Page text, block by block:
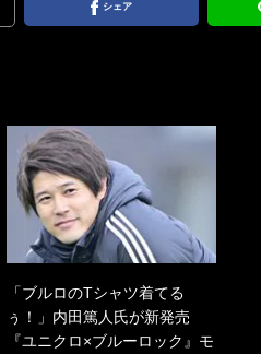
シェア
「ブルロのTシャツ着てる
ぅ！」内田篤人氏が新発売
『ユニクロ×ブルーロック』モ